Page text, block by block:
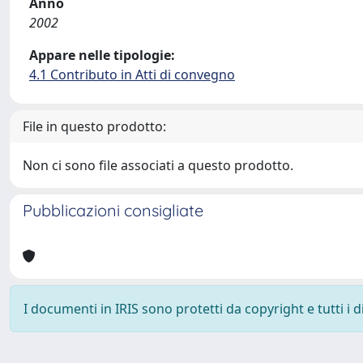
2002
Appare nelle tipologie:
4.1 Contributo in Atti di convegno
File in questo prodotto:
Non ci sono file associati a questo prodotto.
Pubblicazioni consigliate
I documenti in IRIS sono protetti da copyright e tutti i